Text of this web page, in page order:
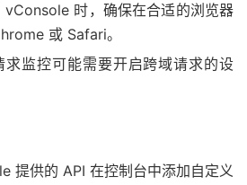
vConsole 时，确保在合适的浏览器
或 Safari。
求监控可能需要开启跨域请求的设
提供的 API 在控制台中添加自定义